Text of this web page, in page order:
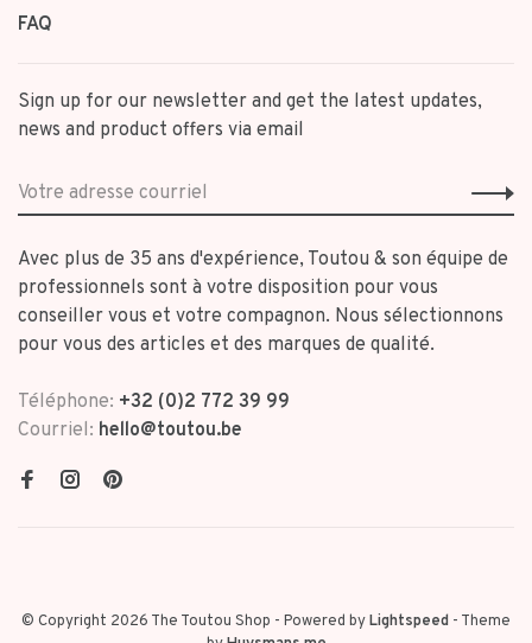
FAQ
Sign up for our newsletter and get the latest updates,
news and product offers via email
Avec plus de 35 ans d'expérience, Toutou & son équipe de
professionnels sont à votre disposition pour vous
conseiller vous et votre compagnon. Nous sélectionnons
pour vous des articles et des marques de qualité.
Téléphone: +32 (0)2 772 39 99
Courriel: hello@toutou.be
© Copyright 2026 The Toutou Shop - Powered byLightspeed - Theme